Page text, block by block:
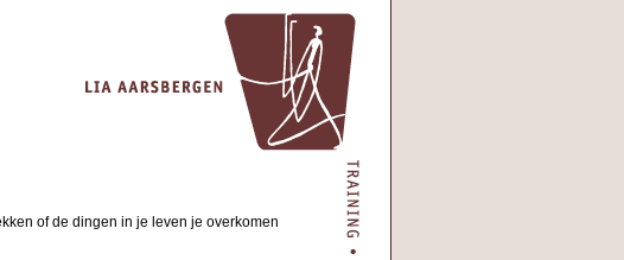
of de dingen in je leven je overkomen